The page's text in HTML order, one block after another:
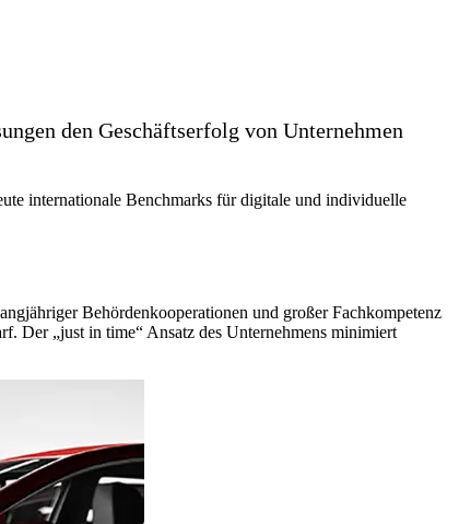
den Geschäftserfolg von Unternehmen
internationale Benchmarks für digitale und individuelle
Behördenkooperationen und großer Fachkompetenz
Der „just in time“ Ansatz des Unternehmens minimiert